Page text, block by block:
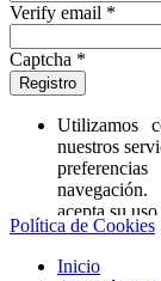
Verify email *
Captcha *
Registro
Utilizamos
nuestros
acepta su
información
Política de Cookies
Inicio